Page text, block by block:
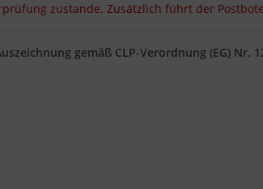
zustande. Zusätzlich führt der
gemäß CLP-Verordnung (EG) Nr.